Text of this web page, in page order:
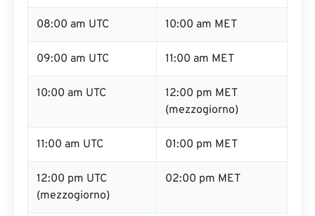
08:00 am UTC 10:00 am MET
09:00 am UTC 11:00 am MET
10:00 am UTC
12:00 pm MET
(mezzogiorno)
11:00 am UTC 01:00 pm MET
12:00 pm UTC
(mezzogiorno)
02:00 pm MET